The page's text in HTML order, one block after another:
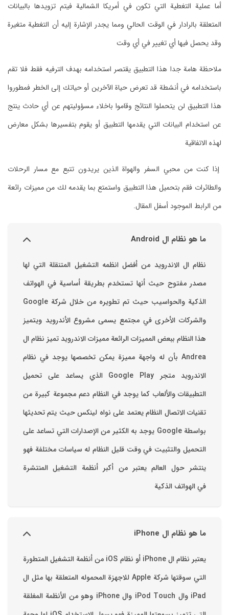
أما عملية التغطية التي تكون في أمريكا الشمالية فيتم تزويدها بالبيانات
المتعلقة بالرادار في الوقت الحالي ومما يجدر الإشارة إليه أن التغطية متغيرة
وقد يحصل فيها أي تغيير في أي وقت
ملاحظة هامة جدا هذا التطبيق يقتصر استخدامه بهدف الترفيه فقط فلا تقم
باستخدامه في أنشطة قد تعرض حياة الآخرين أو حياتك إلى الخطر فمطوروا
هذا التطبيق لن يتحملوا النتائج وقاموا باخلاء مسؤوليتهم عن أي حادث ينتج
عن استخدام البيانات التي يقدمها التطبيق أو يقوم بتفسيرها بشكل معارض
لهذه الاتفاقية
إذا كنت من محبي السفر والهواة الذين يريدون تتبع مع مسار الرحلات
والطائرات فقم بتحميل هذا التطبيق واستمتع بما يقدمه لك من مميزات رائعة
من الرابط الموجود أسفل المقال.
ما هو نظام ال Android
نظام ال الاندرويد من أفضل انظمه التشغيل المتنقلة التي لها
مصدر مفتوح حيث أنها تستخدم بطريقة أساسية في الهواتف
والشركات الأخرى في مجتمع يسمى مشروع الأندرويد ويتميز
هذا النظام ببعض المميزات الرائعة ‏مميزات الاندرويد ‏تميز نظام ال
Andrea بأن له واجهة مميزة يمكن تخصصها ‏يوجد في نظام
الاندرويد متجر Google Play الذي يساعد على تحميل
التطبيقات والألعاب ‏كما يوجد في النظام دعم مجموعة كبيرة من
تقنيات الاتصال ‏النظام يعتمد على نواه لينكس حيث يتم تحديثها
بواسطة ‫Google‬ ‏يوجد به الكثير من الإصدارات التي تساعد على
التحميل والتثبيت في وقت قليل ‏النظام له سياسات مختلفة فهو
ينتشر حول العالم يعتبر من أكبر أنظمة التشغيل المنتشرة
في الهواتف الذكية
ما هو نظام ال iPhone
يعتبر نظام ال iPhone أو نظام iOS من أنظمة التشغيل المتطورة
التي سوقتها شركة Apple للاجهزة المحموله المتعلقة بها مثل ال
iPad وال iPod Touch وال iPhone وهو من الأنظمة المغلقة